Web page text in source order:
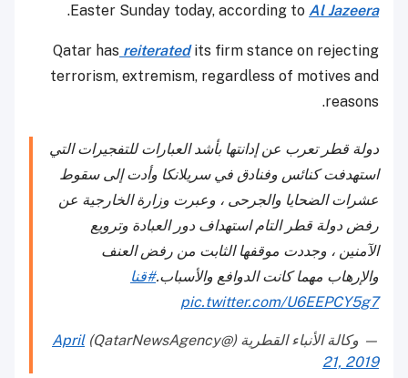
Easter Sunday today, according to Al Jazeera
.
Qatar has reiteratedits firm stance on rejecting
terrorism, extremism, regardless of motives and
reasons.
دولة قطر تعرب عن إدانتها بأشد العبارات للتفجيرات التي
استهدفت كنائس وفنادق في سريلانكا وأدت إلى سقوط
عشرات الضحايا والجرحى ، وعبرت وزارة الخارجية عن
رفض دولة قطر التام استهداف دور العبادة وترويع
الآمنين ، وجددت موقفها الثابت من رفض العنف
والإرهاب مهما كانت الدوافع والأسباب.#قنا
pic.twitter.com/U6EEPCY5g7
— وكالة الأنباء القطرية (@QatarNewsAgency)
April
21, 2019